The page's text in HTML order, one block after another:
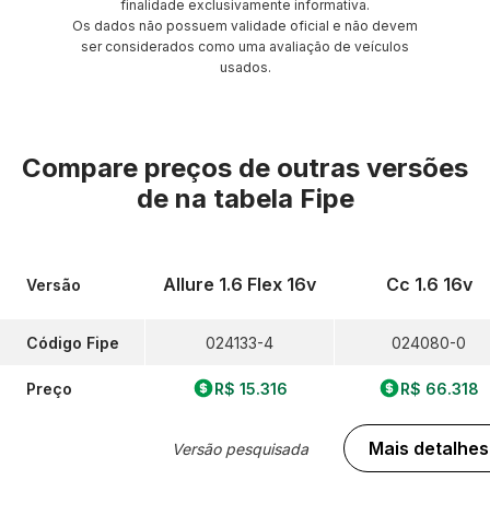
finalidade exclusivamente informativa.
Os dados não possuem validade oficial e não devem
ser considerados como uma avaliação de veículos
usados.
Compare preços de outras versões
de na tabela Fipe
Versão
Código Fipe
Preço
Allure 1.6 Flex 16v
024133-4
R$ 15.316
Versão pesquisada
Cc 1.6 16v
024080-0
R$ 66.318
Mais detalhes